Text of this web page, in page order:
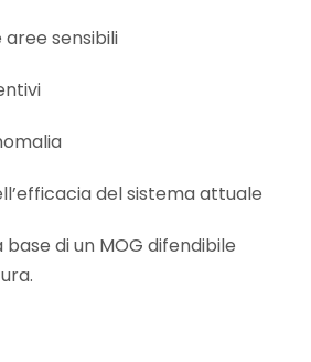
sensibili
del sistema attuale
di un MOG difendibile